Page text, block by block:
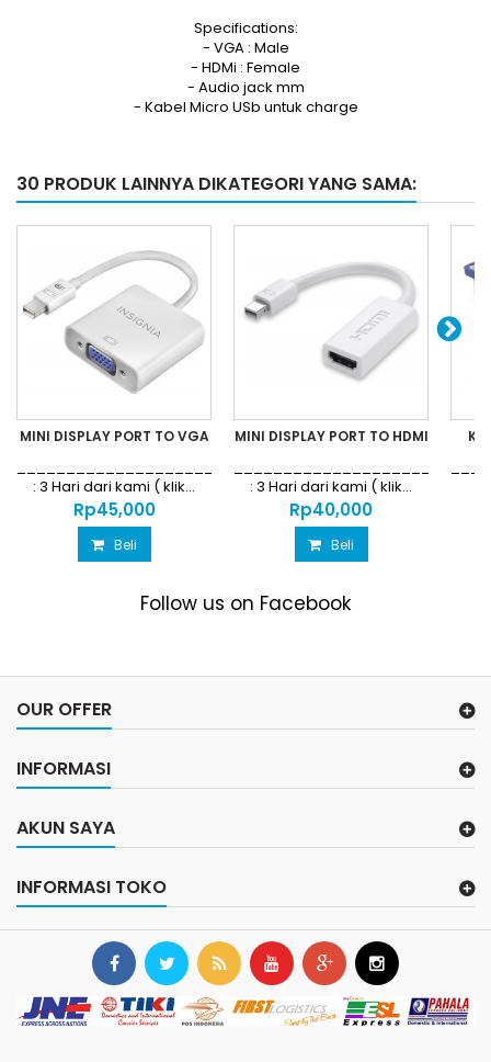
Specifications:
- VGA : Male
- HDMi : Female
- Audio jack mm
- Kabel Micro USb untuk charge
30 PRODUK LAINNYA DIKATEGORI YANG SAMA:
MINI DISPLAY PORT TO VGA
: 3 Hari dari kami ( klik...
Rp‎45,000
Beli
MINI DISPLAY PORT TO HDMI
: 3 Hari dari kami ( klik...
Rp‎40,000
Beli
Follow us on Facebook
OUR OFFER
INFORMASI
AKUN SAYA
INFORMASI TOKO